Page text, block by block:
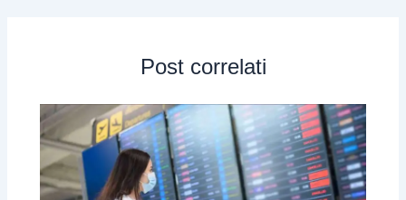
Post correlati